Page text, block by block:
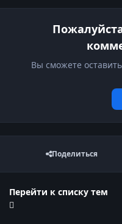
Вы сможете
Поделиться
Перейти к списку тем